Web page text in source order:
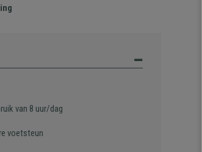
van 8 uur/dag
voetsteun